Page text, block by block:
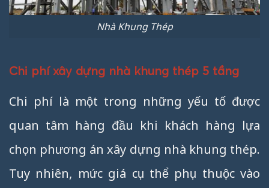
Nhà Khung Thép
Chi phí xây dựng nhà khung thép 5 tầng
Chi phí là một trong những yếu tố được
quan tâm hàng đầu khi khách hàng lựa
chọn phương án xây dựng nhà khung thép.
Tuy nhiên, mức giá cụ thể phụ thuộc vào